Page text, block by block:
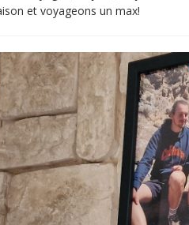
et voyageons un max!